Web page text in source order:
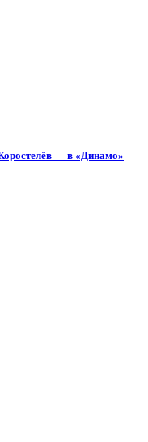
— в «Динамо»